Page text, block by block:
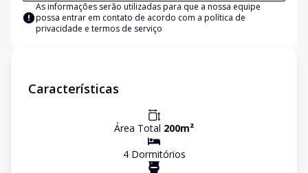
As informações serão utilizadas para que a nossa equipe
possa entrar em contato de acordo com a política de
privacidade e termos de serviço
Características
Área Total 200m²
4Dormitórios